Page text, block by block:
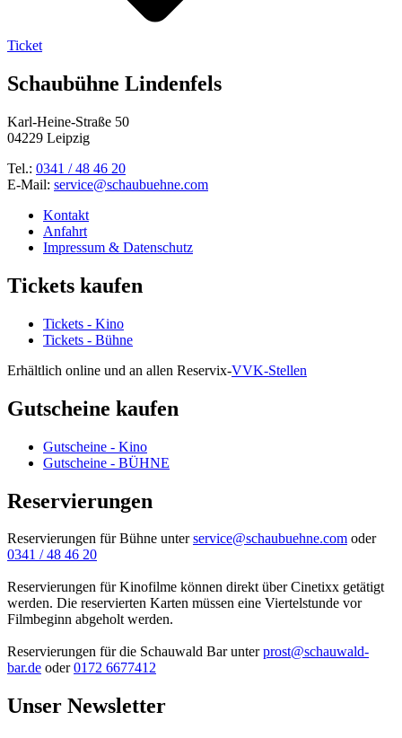
Ticket
Schaubühne Lindenfels
Karl-Heine-Straße 50
04229 Leipzig
Tel.: 0341 / 48 46 20
E-Mail: service@schaubuehne.com
Kontakt
Anfahrt
Impressum & Datenschutz
Tickets kaufen
Tickets - Kino
Tickets - Bühne
Erhältlich online und an allen Reservix-VVK-Stellen
Gutscheine kaufen
Gutscheine - Kino
Gutscheine - BÜHNE
Reservierungen
Reservierungen für Bühne unterservice@schaubuehne.com oder
0341 / 48 46 20
Reservierungen für Kinofilme können direkt über Cinetixx getätigt
werden. Die reservierten Karten müssen eine Viertelstunde vor
Filmbeginn abgeholt werden.
Reservierungen für die Schauwald Bar unterprost@schauwald-
bar.de oder0172 6677412
Unser Newsletter